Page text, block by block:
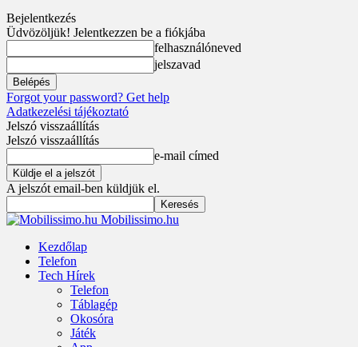
Bejelentkezés
Üdvözöljük! Jelentkezzen be a fiókjába
felhasználóneved
jelszavad
Forgot your password? Get help
Adatkezelési tájékoztató
Jelszó visszaállítás
Jelszó visszaállítás
e-mail címed
A jelszót email-ben küldjük el.
Mobilissimo.hu
Kezdőlap
Telefon
Tech Hírek
Telefon
Táblagép
Okosóra
Játék